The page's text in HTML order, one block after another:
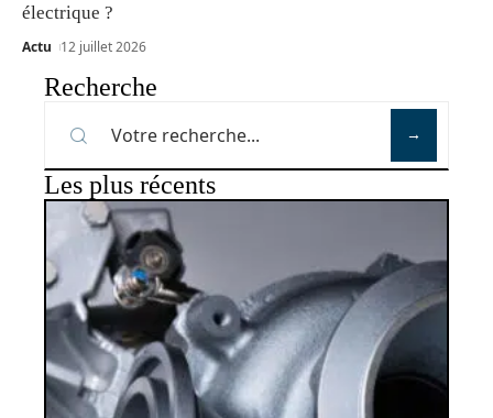
électrique ?
Actu 12 juillet 2026
Recherche
Les plus récents